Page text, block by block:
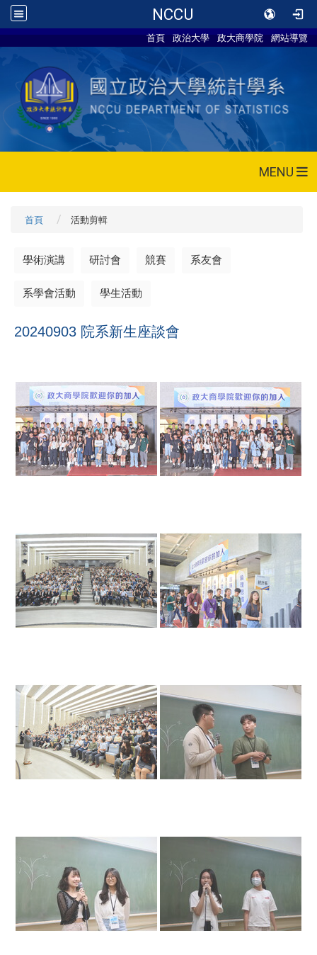
NCCU
首頁 政治大學 政大商學院 網站導覽
MENU
首頁 活動剪輯
學術演講 研討會 競賽 系友會
系學會活動 學生活動
20240903 院系新生座談會